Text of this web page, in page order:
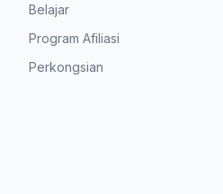
Belajar
Program Afiliasi
Perkongsian